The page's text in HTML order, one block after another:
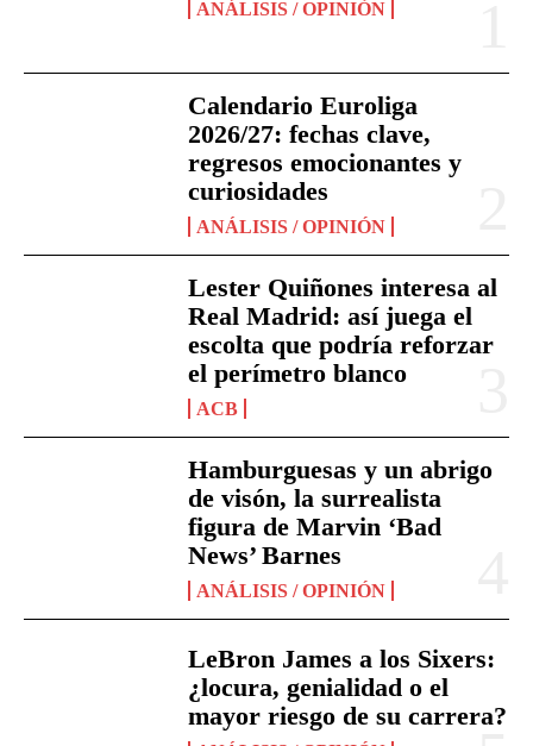
ANÁLISIS / OPINIÓN
Calendario Euroliga
2026/27: fechas clave,
regresos emocionantes y
curiosidades
ANÁLISIS / OPINIÓN
Lester Quiñones interesa al
Real Madrid: así juega el
escolta que podría reforzar
el perímetro blanco
ACB
Hamburguesas y un abrigo
de visón, la surrealista
figura de Marvin ‘Bad
News’ Barnes
ANÁLISIS / OPINIÓN
LeBron James a los Sixers:
¿locura, genialidad o el
mayor riesgo de su carrera?